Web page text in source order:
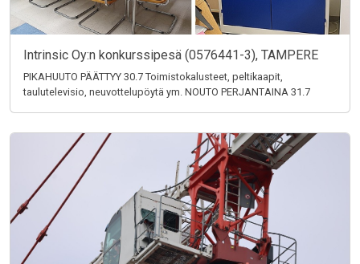
Intrinsic Oy:n konkurssipesä (0576441-3), TAMPERE
PIKAHUUTO PÄÄTTYY 30.7 Toimistokalusteet, peltikaapit,
taulutelevisio, neuvottelupöytä ym. NOUTO PERJANTAINA 31.7